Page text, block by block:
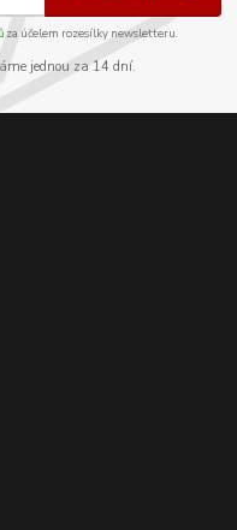
za účelem rozesílky newsletteru.
jednou za 14 dní.